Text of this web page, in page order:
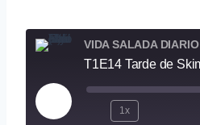
VIDA SALADA DIARIO
R
e
1x